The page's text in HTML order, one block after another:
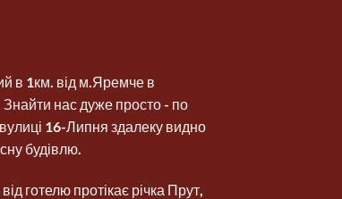
в 1км. від м.Яремче в
нас дуже просто - по
16-Липня здалеку видно
будівлю.
готелю протікає річка Прут,